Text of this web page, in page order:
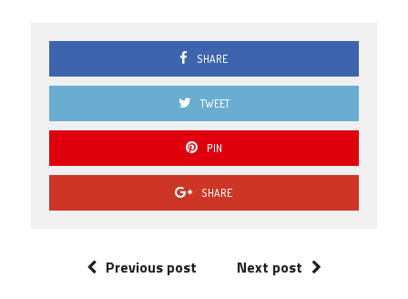
SHARE
TWEET
PIN
SHARE
Previous post Next post